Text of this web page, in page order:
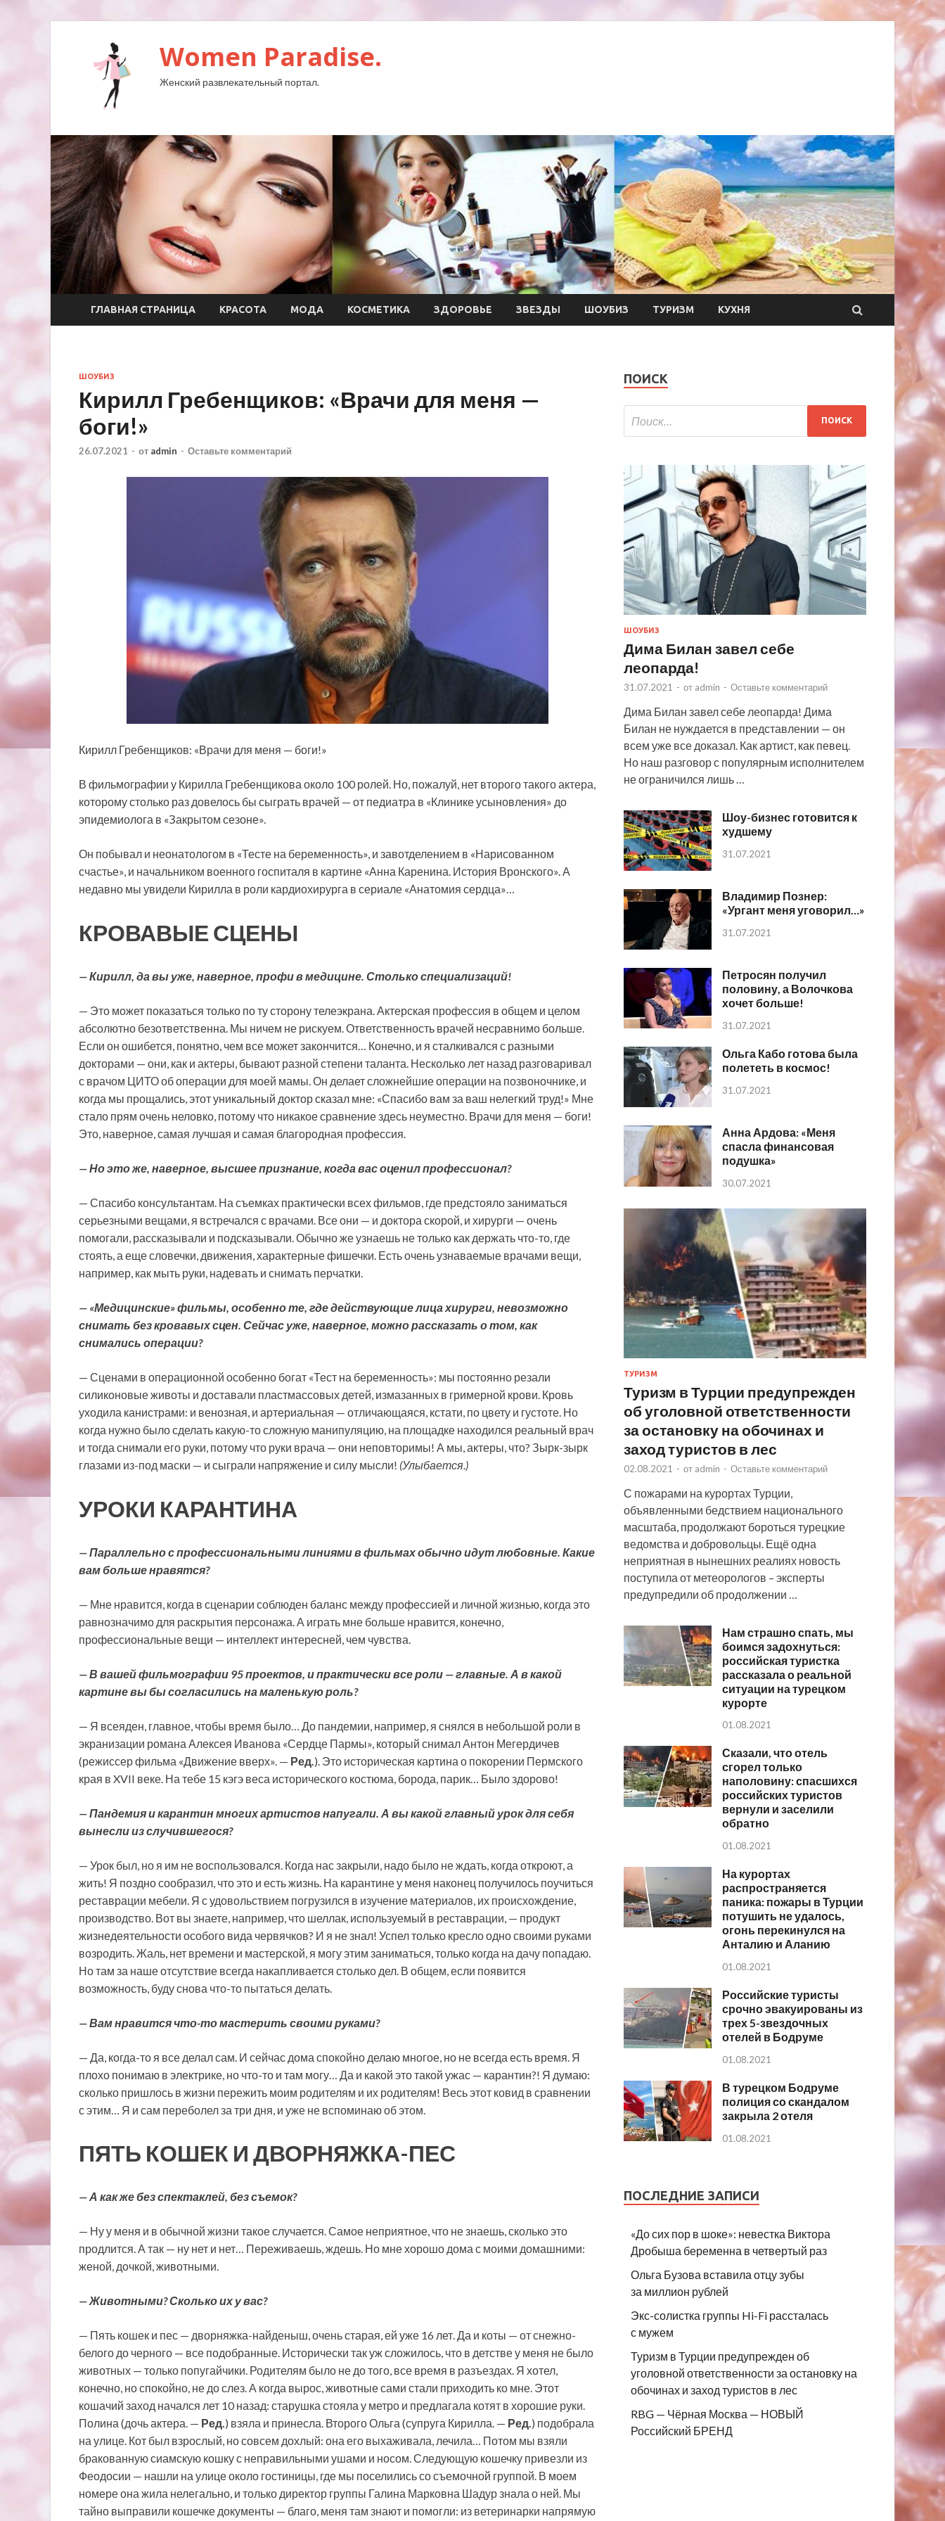
Women Paradise.
Женский развлекательный портал.
ГЛАВНАЯ СТРАНИЦА КРАСОТА МОДА КОСМЕТИКА ЗДОРОВЬЕ ЗВЕЗДЫ ШОУБИЗ ТУРИЗМ КУХНЯ
ШОУБИЗ
Кирилл Гребенщиков: «Врачи для меня —
боги!»
26.07.2021 - от admin - Оставьте комментарий
Кирилл Гребенщиков: «Врачи для меня — боги!»
В фильмографии у Кирилла Гребенщикова около 100 ролей. Но, пожалуй, нет второго такого актера,
которому столько раз довелось бы сыграть врачей — от педиатра в «Клинике усыновления» до
эпидемиолога в «Закрытом сезоне».
Он побывал и неонатологом в «Тесте на беременность», и завотделением в «Нарисованном
счастье», и начальником военного госпиталя в картине «Анна Каренина. История Вронского». А
недавно мы увидели Кирилла в роли кардиохирурга в сериале «Анатомия сердца»…
КРОВАВЫЕ СЦЕНЫ
— Кирилл, да вы уже, наверное, профи в медицине. Столько специализаций!
— Это может показаться только по ту сторону телеэкрана. Актерская профессия в общем и целом
абсолютно безответственна. Мы ничем не рискуем. Ответственность врачей несравнимо больше.
Если он ошибется, понятно, чем все может закончится… Конечно, и я сталкивался с разными
докторами — они, как и актеры, бывают разной степени таланта. Несколько лет назад разговаривал
с врачом ЦИТО об операции для моей мамы. Он делает сложнейшие операции на позвоночнике, и
когда мы прощались, этот уникальный доктор сказал мне: «Спасибо вам за ваш нелегкий труд!» Мне
стало прям очень неловко, потому что никакое сравнение здесь неуместно. Врачи для меня — боги!
Это, наверное, самая лучшая и самая благородная профессия.
— Но это же, наверное, высшее признание, когда вас оценил профессионал?
— Спасибо консультантам. На съемках практически всех фильмов, где предстояло заниматься
серьезными вещами, я встречался с врачами. Все они — и доктора скорой, и хирурги — очень
помогали, рассказывали и подсказывали. Обычно же узнаешь не только как держать что-то, где
стоять, а еще словечки, движения, характерные фишечки. Есть очень узнаваемые врачами вещи,
например, как мыть руки, надевать и снимать перчатки.
— «Медицинские» фильмы, особенно те, где действующие лица хирурги, невозможно
снимать без кровавых сцен. Сейчас уже, наверное, можно рассказать о том, как
снимались операции?
— Сценами в операционной особенно богат «Тест на беременность»: мы постоянно резали
силиконовые животы и доставали пластмассовых детей, измазанных в гримерной крови. Кровь
уходила канистрами: и венозная, и артериальная — отличающаяся, кстати, по цвету и густоте. Но
когда нужно было сделать какую-то сложную манипуляцию, на площадке находился реальный врач
и тогда снимали его руки, потому что руки врача — они неповторимы! А мы, актеры, что? Зырк-зырк
глазами из-под маски — и сыграли напряжение и силу мысли! (Улыбается.)
УРОКИ КАРАНТИНА
— Параллельно с профессиональными линиями в фильмах обычно идут любовные. Какие
вам больше нравятся?
— Мне нравится, когда в сценарии соблюден баланс между профессией и личной жизнью, когда это
равнозначимо для раскрытия персонажа. А играть мне больше нравится, конечно,
профессиональные вещи — интеллект интересней, чем чувства.
— В вашей фильмографии 95 проектов, и практически все роли — главные. А в какой
картине вы бы согласились на маленькую роль?
— Я всеяден, главное, чтобы время было… До пандемии, например, я снялся в небольшой роли в
экранизации романа Алексея Иванова «Сердце Пармы», который снимал Антон Мегердичев
(режиссер фильма «Движение вверх». — Ред. ). Это историческая картина о покорении Пермского
края в XVII веке. На тебе 15 кэгэ веса исторического костюма, борода, парик… Было здорово!
— Пандемия и карантин многих артистов напугали. А вы какой главный урок для себя
вынесли из случившегося?
— Урок был, но я им не воспользовался. Когда нас закрыли, надо было не ждать, когда откроют, а
жить! Я поздно сообразил, что это и есть жизнь. На карантине у меня наконец получилось поучиться
реставрации мебели. Я с удовольствием погрузился в изучение материалов, их происхождение,
производство. Вот вы знаете, например, что шеллак, используемый в реставрации, — продукт
жизнедеятельности особого вида червячков? И я не знал! Успел только кресло одно своими руками
возродить. Жаль, нет времени и мастерской, я могу этим заниматься, только когда на дачу попадаю.
Но там за наше отсутствие всегда накапливается столько дел. В общем, если появится
возможность, буду снова что-то пытаться делать.
— Вам нравится что-то мастерить своими руками?
— Да, когда-то я все делал сам. И сейчас дома спокойно делаю многое, но не всегда есть время. Я
плохо понимаю в электрике, но что-то и там могу… Да и какой это такой ужас — карантин?! Я думаю:
сколько пришлось в жизни пережить моим родителям и их родителям! Весь этот ковид в сравнении
с этим… Я и сам переболел за три дня, и уже не вспоминаю об этом.
ПЯТЬ КОШЕК И ДВОРНЯЖКА-ПЕС
— А как же без спектаклей, без съемок?
— Ну у меня и в обычной жизни такое случается. Самое неприятное, что не знаешь, сколько это
продлится. А так — ну нет и нет… Переживаешь, ждешь. Но мне хорошо дома с моими домашними:
женой, дочкой, животными.
— Животными? Сколько их у вас?
— Пять кошек и пес — дворняжка-найденыш, очень старая, ей уже 16 лет. Да и коты — от снежно-
белого до черного — все подобранные. Исторически так уж сложилось, что в детстве у меня не было
животных — только попугайчики. Родителям было не до того, все время в разъездах. Я хотел,
конечно, но спокойно, не до слез. А когда вырос, животные сами стали приходить ко мне. Этот
кошачий заход начался лет 10 назад: старушка стояла у метро и предлагала котят в хорошие руки.
Полина (дочь актера. — Ред.) взяла и принесла. Второго Ольга (супруга Кирилла. — Ред.) подобрала
на улице. Кот был взрослый, но совсем дохлый: она его выхаживала, лечила… Потом мы взяли
бракованную сиамскую кошку с неправильными ушами и носом. Следующую кошечку привезли из
Феодосии — нашли на улице около гостиницы, где мы поселились со съемочной группой. В моем
номере она жила нелегально, и только директор группы Галина Марковна Шадур знала о ней. Мы
тайно выправили кошечке документы — благо, меня там знают и помогли: из ветеринарки напрямую
ПОИСК
ШОУБИЗ
Дима Билан завел себе
леопарда!
31.07.2021 - от admin - Оставьте комментарий
Дима Билан завел себе леопарда! Дима
Билан не нуждается в представлении — он
всем уже все доказал. Как артист, как певец.
Но наш разговор с популярным исполнителем
не ограничился лишь …
Шоу-бизнес готовится к
худшему
31.07.2021
Владимир Познер:
«Ургант меня уговорил…»
31.07.2021
Петросян получил
половину, а Волочкова
хочет больше!
31.07.2021
Ольга Кабо готова была
полететь в космос!
31.07.2021
Анна Ардова: «Меня
спасла финансовая
подушка»
30.07.2021
ТУРИЗМ
Туризм в Турции предупрежден
об уголовной ответственности
за остановку на обочинах и
заход туристов в лес
02.08.2021 - от admin - Оставьте комментарий
С пожарами на курортах Турции,
объявленными бедствием национального
масштаба, продолжают бороться турецкие
ведомства и добровольцы. Ещё одна
неприятная в нынешних реалиях новость
поступила от метеорологов – эксперты
предупредили об продолжении …
Нам страшно спать, мы
боимся задохнуться:
российская туристка
рассказала о реальной
ситуации на турецком
курорте
01.08.2021
Сказали, что отель
сгорел только
наполовину: спасшихся
российских туристов
вернули и заселили
обратно
01.08.2021
На курортах
распространяется
паника: пожары в Турции
потушить не удалось,
огонь перекинулся на
Анталию и Аланию
01.08.2021
Российские туристы
срочно эвакуированы из
трех 5-звездочных
отелей в Бодруме
01.08.2021
В турецком Бодруме
полиция со скандалом
закрыла 2 отеля
01.08.2021
ПОСЛЕДНИЕ ЗАПИСИ
«До сих пор в шоке»: невестка Виктора
Дробыша беременна в четвертый раз
Ольга Бузова вставила отцу зубы
за миллион рублей
Экс-солистка группы Hi-Fi рассталась
с мужем
Туризм в Турции предупрежден об
уголовной ответственности за остановку на
обочинах и заход туристов в лес
RBG — Чёрная Москва — НОВЫЙ
Российский БРЕНД